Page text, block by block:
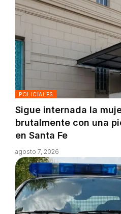
POLICIALES
Sigue internada la
brutalmente con una
en Santa Fe
agosto 7, 2026